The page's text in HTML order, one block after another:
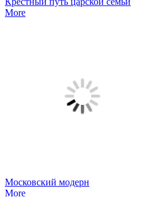
More
Московский модерн
More